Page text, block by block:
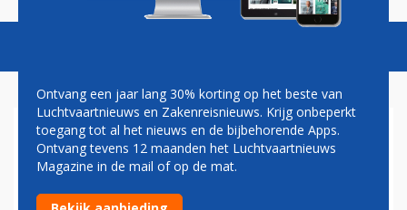
KLM TELEURGESTELD DOOR
UITSPRAAK RECHTER OVER
KRIMP SCHIPHOL: 'NOG VEEL
Ontvang een jaar lang 30% korting op het beste van
Luchtvaartnieuws en Zakenreisnieuws. Krijg onbeperkt
toegang tot al het nieuws en de bijbehorende Apps.
Ontvang tevens 12 maanden het Luchtvaartnieuws
Magazine in de mail of op de mat.